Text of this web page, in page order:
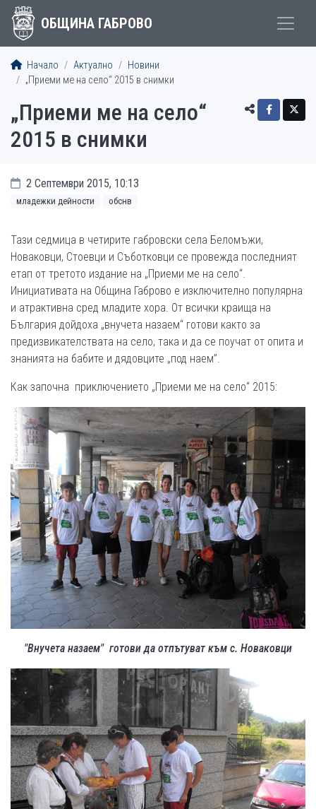
ОБЩИНА ГАБРОВО
Начало Актуално
Новини
„Приеми ме на село“ 2015 в снимки
„Приеми ме на село“
2015 в снимки
2 Септември 2015, 10:13
младежки дейности обснв
Тази седмица в четирите габровски села Беломъжи,
Новаковци, Стоевци и Съботковци се провежда последният
етап от третото издание на „Приеми ме на село“.
Инициативата на Община Габрово е изключително популярна
и атрактивна сред младите хора. От всички краища на
България дойдоха „внучета назаем“ готови както за
предизвикателствата на село, така и да се поучат от опита и
знанията на бабите и дядовците „под наем”.
Как започна приключението „Приеми ме на село“ 2015:
"Внучета назаем" готови да отпътуват към с. Новаковци